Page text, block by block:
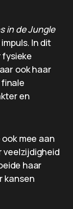
in de Jungle
In dit
fysieke
ook haar
en
ook mee aan
veelzijdigheid
haar
kansen